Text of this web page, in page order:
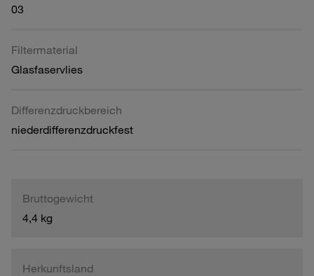
03
Filtermaterial
Glasfaservlies
Differenzdruckbereich
niederdifferenzdruckfest
Bruttogewicht
4,4 kg
Herkunftsland